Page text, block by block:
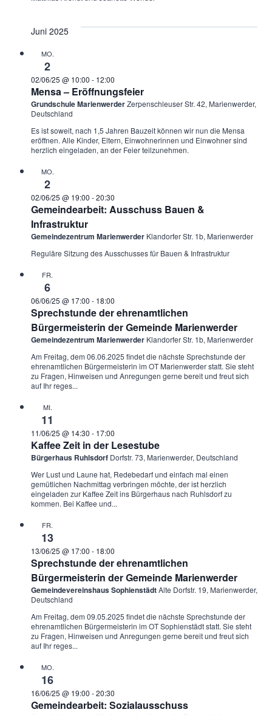
Juni 2025
MO.
2
Mensa – Eröffnungsfeier
02/06/25 @ 10:00 - 12:00
Grundschule MarienwerderZerpenschleuser Str. 42, Marienwerder,
Deutschland
Es ist soweit, nach 1,5 Jahren Bauzeit können wir nun die Mensa
eröffnen. Alle Kinder, Eltern, Einwohnerinnen und Einwohner sind
herzlich eingeladen, an der Feier teilzunehmen.
MO.
2
Gemeindearbeit: Ausschuss Bauen &
Infrastruktur
02/06/25 @ 19:00 -20:30
Gemeindezentrum Marienwerder Klandorfer Str. 1b, Marienwerder
Reguläre Sitzung des Ausschusses für Bauen & Infrastruktur
FR.
6
Sprechstunde der ehrenamtlichen
Bürgermeisterin der Gemeinde Marienwerder
06/06/25 @ 17:00 - 18:00
Gemeindezentrum Marienwerder Klandorfer Str. 1b, Marienwerder
Am Freitag, dem 06.06.2025 findet die nächste Sprechstunde der
ehrenamtlichen Bürgermeisterin im OT Marienwerder statt. Sie steht
zu Fragen, Hinweisen und Anregungen gerne bereit und freut sich
auf Ihr reges...
MI.
11
Kaffee Zeit in der Lesestube
11/06/25 @ 14:30 - 17:00
Bürgerhaus Ruhlsdorf Dorfstr. 73, Marienwerder, Deutschland
Wer Lust und Laune hat, Redebedarf und einfach mal einen
gemütlichen Nachmittag verbringen möchte, der ist herzlich
eingeladen zur Kaffee Zeit ins Bürgerhaus nach Ruhlsdorf zu
kommen. Bei Kaffee und...
FR.
13
Sprechstunde der ehrenamtlichen
Bürgermeisterin der Gemeinde Marienwerder
13/06/25 @ 17:00 - 18:00
Gemeindevereinshaus SophienstädtAlte Dorfstr. 19, Marienwerder,
Deutschland
Am Freitag, dem 09.05.2025 findet die nächste Sprechstunde der
ehrenamtlichen Bürgermeisterin im OT Sophienstädt statt. Sie steht
zu Fragen, Hinweisen und Anregungen gerne bereit und freut sich
auf Ihr reges...
MO.
16
Gemeindearbeit: Sozialausschuss
16/06/25 @ 19:00 -20:30